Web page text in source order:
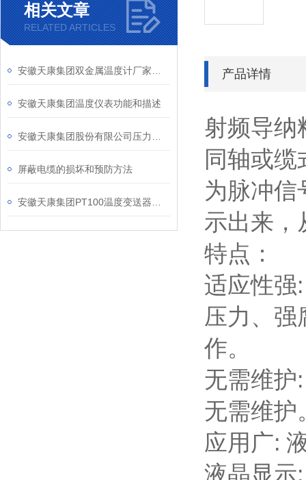
相关文章
RELATED ARTICLES
安徽天康集团温度仪表功能和描述
屏蔽电缆的损坏和预防方法
产品详情
射频导纳
同轴或
为脉冲信
示出来，
特点：
适应性强
压力、强
作。
无需维护
无需维护
应用广:
液晶显示